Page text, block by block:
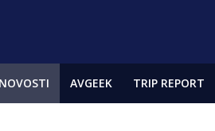
NOVOSTI AVGEEK TRIP REPORT